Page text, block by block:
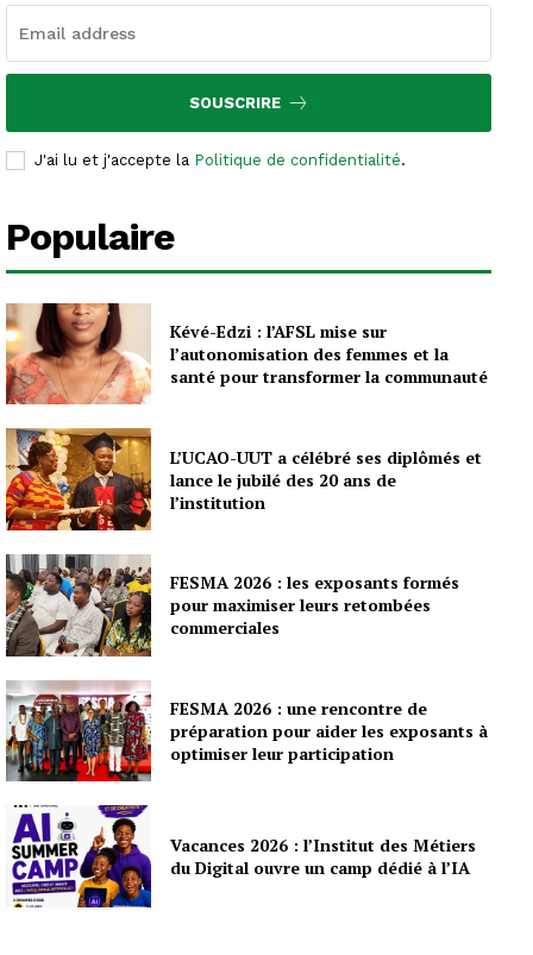
SOUSCRIRE
J'ai lu et j'accepte la Politique de confidentialité.
Populaire
Kévé-Edzi : l’AFSL mise sur
l’autonomisation des femmes et la
santé pour transformer la communauté
L’UCAO-UUT a célébré ses diplômés et
lance le jubilé des 20 ans de
l’institution
FESMA 2026 : les exposants formés
pour maximiser leurs retombées
commerciales
FESMA 2026 : une rencontre de
préparation pour aider les exposants à
optimiser leur participation
Vacances 2026 : l’Institut des Métiers
du Digital ouvre un camp dédié à l’IA